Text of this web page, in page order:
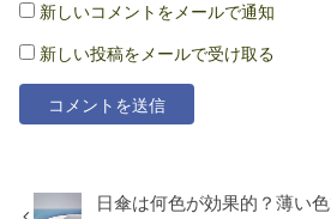
新しいコメントをメールで通知
新しい投稿をメールで受け取る
日傘は何色が効果的？薄い